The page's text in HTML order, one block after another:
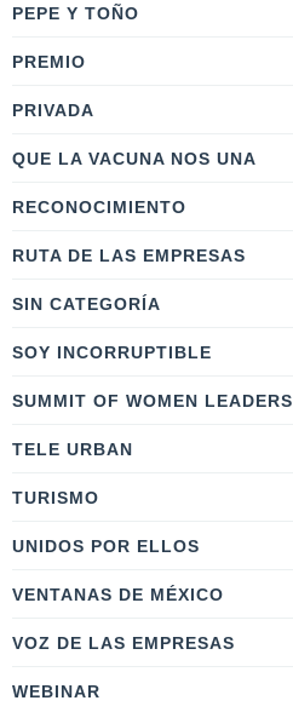
PEPE Y TOÑO
PREMIO
PRIVADA
QUE LA VACUNA NOS UNA
RECONOCIMIENTO
RUTA DE LAS EMPRESAS
SIN CATEGORÍA
SOY INCORRUPTIBLE
SUMMIT OF WOMEN
TELE URBAN
TURISMO
UNIDOS POR ELLOS
VENTANAS DE MÉXICO
VOZ DE LAS EMPRESAS
WEBINAR